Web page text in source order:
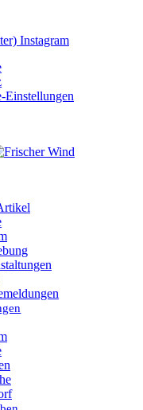
Instagram
Einstellungen